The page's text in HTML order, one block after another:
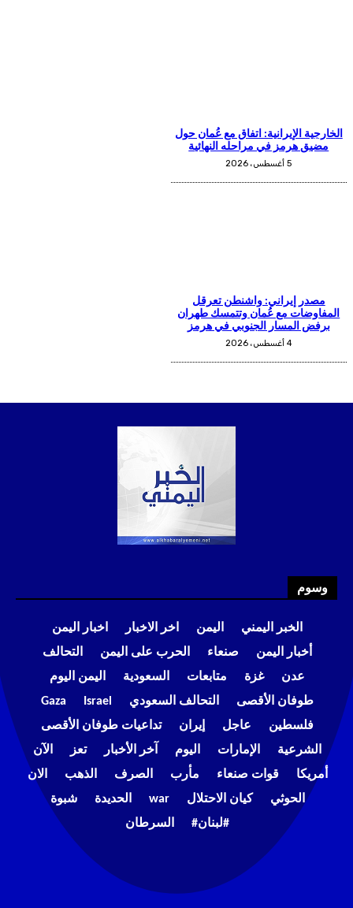
وسوم
الخبر اليمني اليمن اخر الاخبار
اخبار اليمن
أخبار اليمن
صنعاء الحرب على اليمن
التحالف
عدن
غزة متابعات السعودية
اليمن اليوم
طوفان الأقصى
التحالف السعودي Israel
Gaza
فلسطين
عاجل إيران
تداعيات طوفان الأقصى
الشرعية
الإمارات اليوم آخر الأخبار تعز
الآن
أمريكا
قوات صنعاء مأرب الصرف الذهب
الان
الحوثي
كيان الاحتلال war الحديدة
شبوة
#لبنان#
السرطان